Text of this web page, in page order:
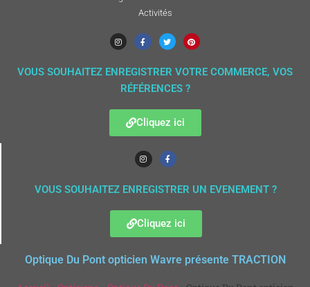
Activités
VOUS SOUHAITEZ ENREGISTRER VOTRE COMMERCE, VOS
RÉFÉRENCES ?
Cliquez ici
VOUS SOUHAITEZ ENREGISTRER UN EVENEMENT ?
Cliquez ici
Optique Du Pont opticien Wavre présente TRACTION